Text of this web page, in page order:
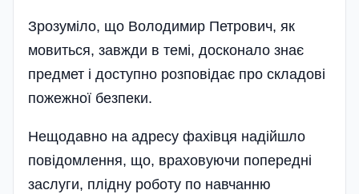
Зрозуміло, що Володимир Петрович, як
мовиться, завжди в темі, досконало знає
предмет і доступно розповідає про складові
пожежної безпеки.
Нещодавно на адресу фахівця надійшло
повідомлення, що, враховуючи попередні
заслуги, плідну роботу по навчанню